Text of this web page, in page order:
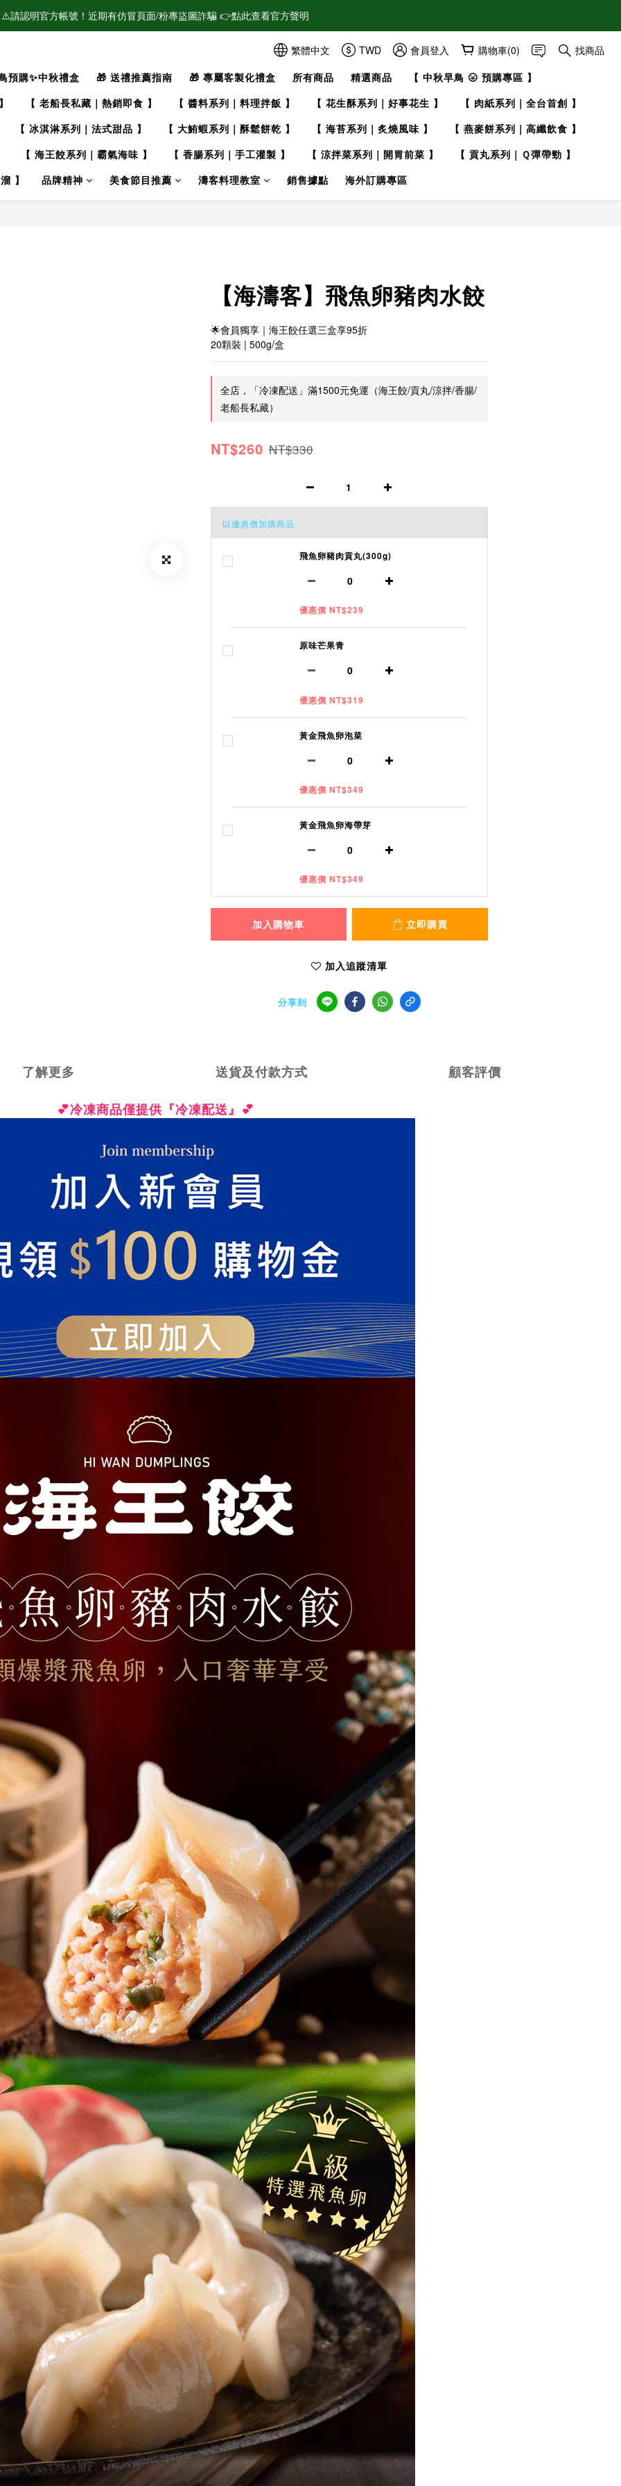
🌟新會員加入！現領$100購物金🌟
⚠️請認明官方帳號！近期有仿冒頁面/粉專盜圖詐騙 👉點此查看官方聲明
繁體中文 TWD 會員登入 購物車(0)
找商品
預購✨中秋禮盒
🎁 送禮推薦指南 🎁 專屬客製化禮盒 所有商品 精選商品
【 中秋早鳥 🌝 預購專區 】
【 老船長私藏｜熱銷即食 】 【 醬料系列｜料理拌飯 】 【 花生酥系列｜好事花生 】
【 肉紙系列｜全台首創 】
【 冰淇淋系列｜法式甜品 】
【 大鮪蝦系列｜酥鬆餅乾 】 【 海苔系列｜炙燒風味 】
【 燕麥餅系列｜高纖飲食 】
【 海王餃系列｜霸氣海味 】 【 香腸系列｜手工灌製 】 【 涼拌菜系列｜開胃前菜 】
【 貢丸系列｜Ｑ彈帶勁 】
】
品牌精神 美食節目推薦 濤客料理教室 銷售據點 海外訂購專區
【海濤客】飛魚卵豬肉水餃
🌟會員獨享｜海王餃任選三盒享95折
20顆裝 | 500g/盒
全店，「冷凍配送」滿1500元免運（海王餃/貢丸/涼拌/香腸/
老船長私藏）
NT$260 NT$330
以優惠價加購商品
飛魚卵豬肉貢丸(300g)
優惠價 NT$239
原味芒果青
優惠價 NT$319
黃金飛魚卵泡菜
優惠價 NT$349
黃金飛魚卵海帶芽
優惠價 NT$349
加入購物車 立即購買
加入追蹤清單
分享到
了解更多 送貨及付款方式 顧客評價
💕冷凍商品僅提供『冷凍配送』💕